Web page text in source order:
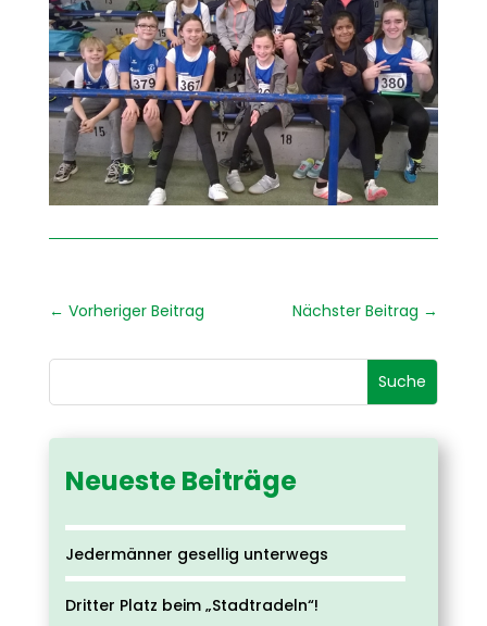
← Vorheriger Beitrag Nächster Beitrag →
Neueste Beiträge
Jedermänner gesellig unterwegs
Dritter Platz beim „Stadtradeln“!